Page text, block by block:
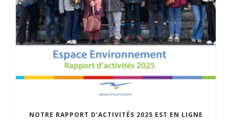
NOTRE RAPPORT D’ACTIVITÉS 2025 EST EN LIGNE